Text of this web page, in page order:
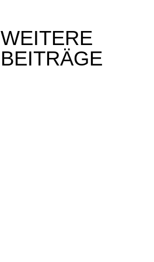
WEITERE
BEITRÄGE